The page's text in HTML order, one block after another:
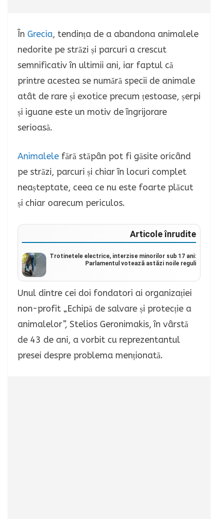
În Grecia, tendința de a abandona animalele
nedorite pe străzi și parcuri a crescut
semnificativ în ultimii ani, iar faptul că
printre acestea se numără specii de animale
atât de rare și exotice precum țestoase, șerpi
și iguane este un motiv de îngrijorare
serioasă.
Animalele fără stăpân pot fi găsite oricând
pe străzi, parcuri și chiar în locuri complet
neașteptate, ceea ce nu este foarte plăcut
și chiar oarecum periculos.
Articole înrudite
Trotinetele electrice, interzise minorilor sub 17 ani:
Parlamentul votează astăzi noile reguli
Unul dintre cei doi fondatori ai organizației
non-profit „Echipă de salvare și protecție a
animalelor”, Stelios Geronimakis, în vârstă
de 43 de ani, a vorbit cu reprezentantul
presei despre problema menționată.